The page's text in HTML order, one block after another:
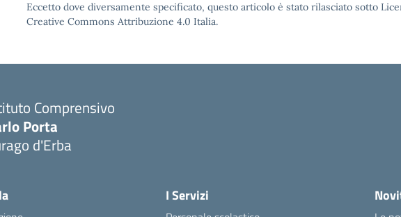
Eccetto dove diversamente specificato, questo articolo è stato rilasciato sotto
Creative Commons Attribuzione 4.0 Italia.
Comprensivo
Porta
d'Erba
I Servizi